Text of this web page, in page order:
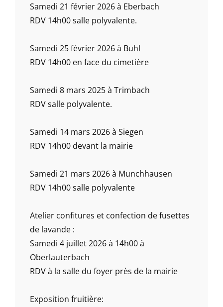
Samedi 21 février 2026 à Eberbach
RDV 14h00 salle polyvalente.
Samedi 25 février 2026 à Buhl
RDV 14h00 en face du cimetière
Samedi 8 mars 2025 à Trimbach
RDV salle polyvalente.
Samedi 14 mars 2026 à Siegen
RDV 14h00 devant la mairie
Samedi 21 mars 2026 à Munchhausen
RDV 14h00 salle polyvalente
Atelier confitures et confection de fusettes
de lavande :
Samedi 4 juillet 2026 à 14h00 à
Oberlauterbach
RDV à la salle du foyer près de la mairie
Exposition fruitière: